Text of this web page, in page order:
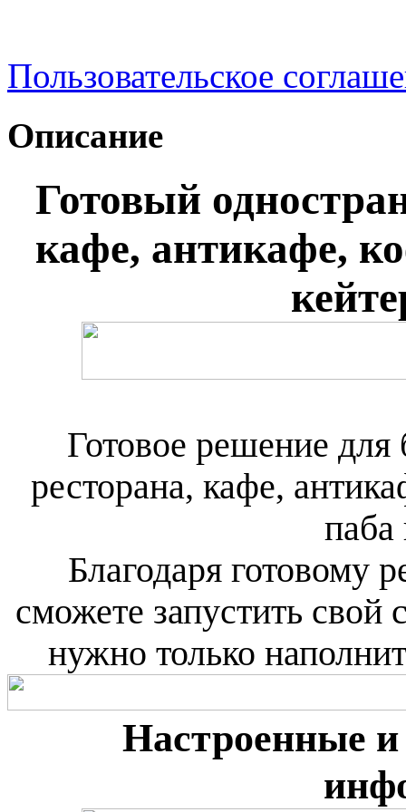
Пользовательское
Описание
Готовый
кафе, антикафе,
Готовое решение для
ресторана, кафе,
паба
Благодаря готовому
сможете запустить свой
нужно только
Настроенные